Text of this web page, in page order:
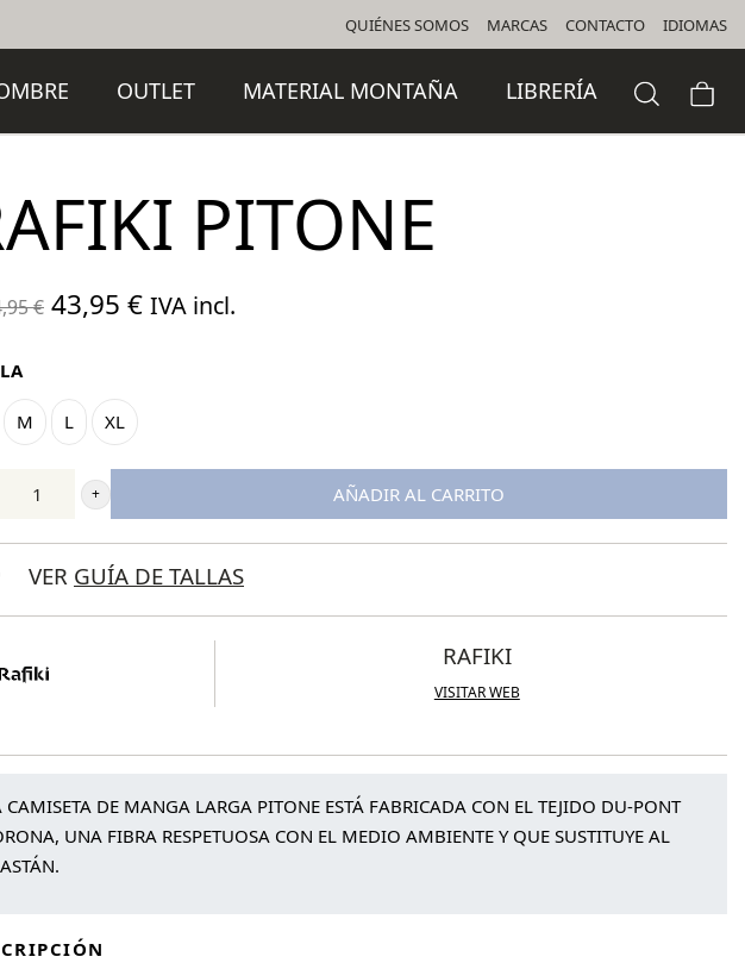
QUIÉNES SOMOS MARCAS CONTACTO IDIOMAS
OUTLET MATERIAL MONTAÑA LIBRERÍA
PITONE
€ El
era:
54,95 €.
43,95 €El
IVA incl.
M L XL
AÑADIR AL CARRITO
VER GUÍA DE TALLAS
RAFIKI
VISITAR WEB
CAMISETA DE MANGA LARGA PITONE ESTÁ FABRICADA CON EL TEJIDO DU-PONT
UNA FIBRA RESPETUOSA CON EL MEDIO AMBIENTE Y QUE SUSTITUYE AL